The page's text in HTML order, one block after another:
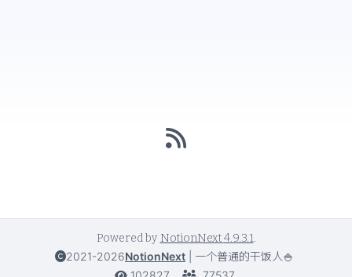
Powered by NotionNext4.9.3.1.
2021-2026NotionNext
一个普通的干饭人🍚